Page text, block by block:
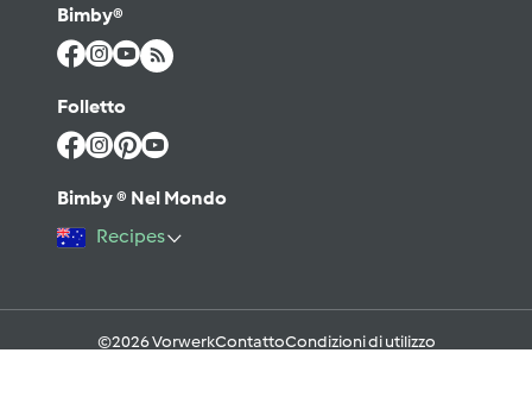
Bimby®
Folletto
Bimby ® Nel Mondo
Recipes
©2026 VorwerkContattoCondizioni di utilizzo